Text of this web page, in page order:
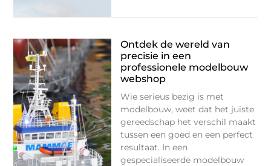
Ontdek de wereld van
precisie in een
professionele modelbouw
webshop
Wie serieus bezig is met
modelbouw, weet dat het juiste
gereedschap het verschil maakt
tussen een goed en een perfect
resultaat. In een
gespecialiseerde modelbouw